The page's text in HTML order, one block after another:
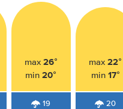
max 26°
min20°
19
max22°
min 17°
20